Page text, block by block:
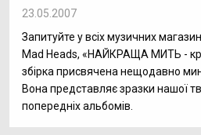
23.05.2007
Запитуйте у всіх музичних
Mad Heads, «НАЙКРАЩА МИТЬ -
збірка присвячена нещодавно
Вона представляє зразки нашої
попередніх альбомів.